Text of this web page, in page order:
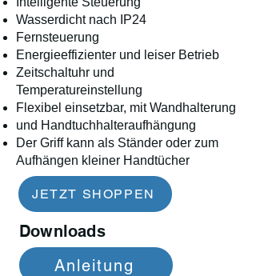
Wasserdicht nach IP24
Fernsteuerung
Energieeffizienter und leiser Betrieb
Zeitschaltuhr und
Temperatureinstellung
Flexibel einsetzbar, mit Wandhalterung
und Handtuchhalteraufhängung
Der Griff kann als Ständer oder zum
Aufhängen kleiner Handtücher
JETZT SHOPPEN
Downloads
Anleitung